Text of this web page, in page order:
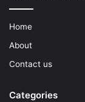
Home
About
Contact us
Categories